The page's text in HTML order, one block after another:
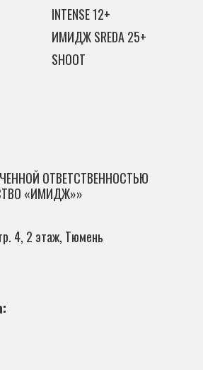
INTENSE 12+
ИМИДЖ SREDA 25+
SHOOT
ОТВЕТСТВЕННОСТЬЮ
«ИМИДЖ»»
4, 2 этаж, Тюмень